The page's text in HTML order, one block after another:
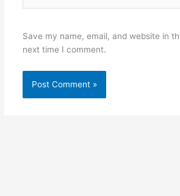
Save my name, email, and website in
next time I comment.